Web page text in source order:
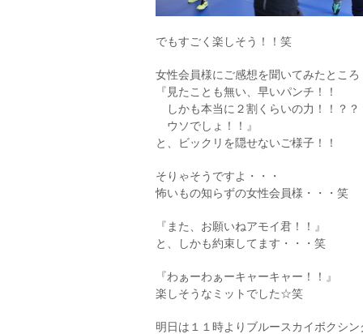
でもすごく楽しそう！！笑
女性会員様にご感想を聞いてみたところ
『見たことも無い、早いパンチ！！
しかも本当に２割くらいの力！！？？
ウソでしょ！！』
と、ビックリを隠せないご様子！！
そりゃそうですよ・・・
怖いもの知らずの女性会員様・・・笑
『また、お願いねアモイ君！！』
と、しかも約束してます・・・笑
『わぁーわぁーキャーキャー！！』
楽しそうなミットでした☆笑
明日は１１時よりブルースカイボクシン